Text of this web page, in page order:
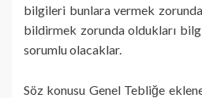
bilgileri bunlara vermek
bildirmek zorunda oldukları
sorumlu olacaklar.
Söz konusu Genel Tebliğe